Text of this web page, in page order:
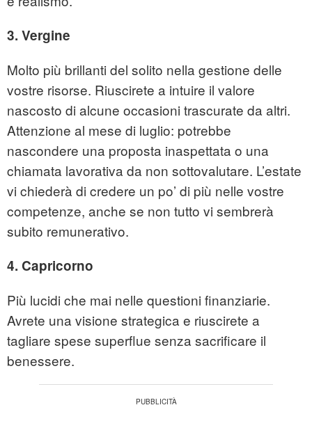
3. Vergine
Molto più brillanti del solito nella gestione delle
vostre risorse. Riuscirete a intuire il valore
nascosto di alcune occasioni trascurate da altri.
Attenzione al mese di luglio: potrebbe
nascondere una proposta inaspettata o una
chiamata lavorativa da non sottovalutare. L’estate
vi chiederà di credere un po’ di più nelle vostre
competenze, anche se non tutto vi sembrerà
subito remunerativo.
4. Capricorno
Più lucidi che mai nelle questioni finanziarie.
Avrete una visione strategica e riuscirete a
tagliare spese superflue senza sacrificare il
benessere.